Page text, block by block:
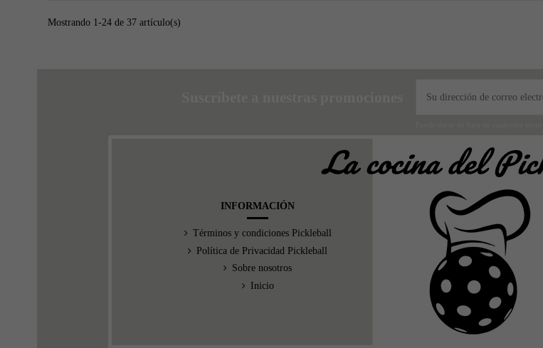
Mostrando 1-24 de 37 artículo(s)
INFORMACIÓN
Términos y condiciones Pickleball
Política de Privacidad Pickleball
Sobre nosotros
Inicio